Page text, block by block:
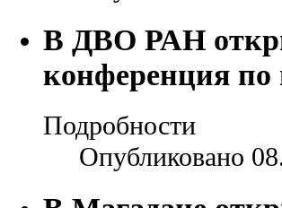
В ДВО РАН
конференция по
Подробности
Опубликовано